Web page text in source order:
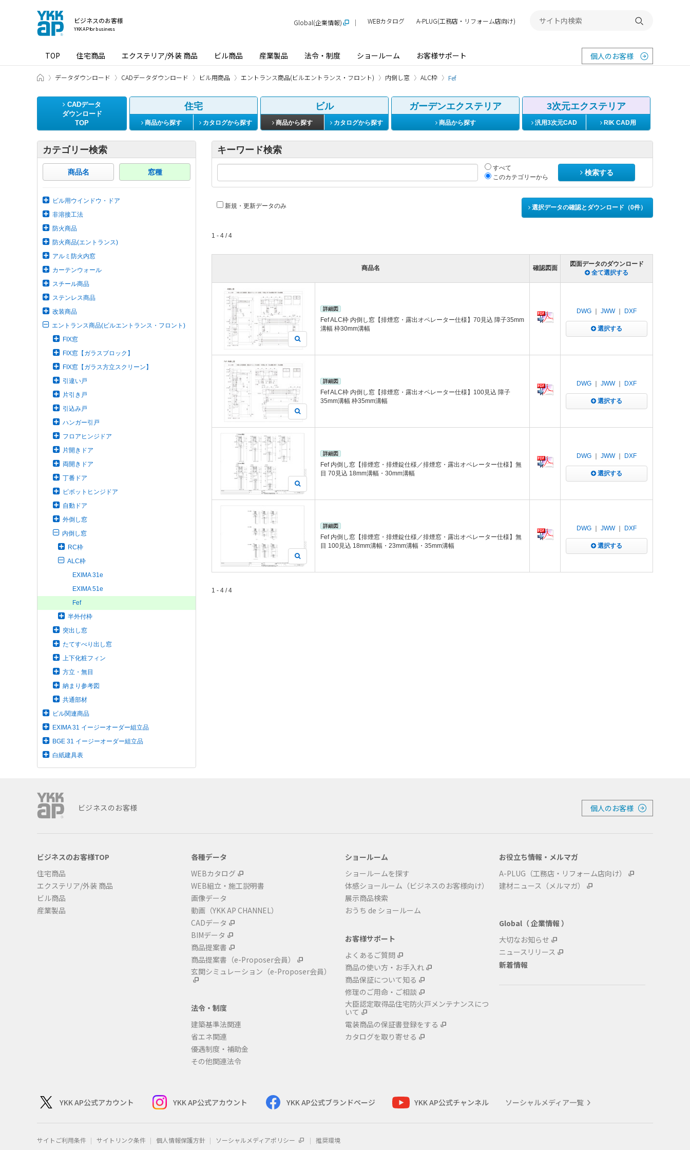
ビジネスのお客様
YKK AP for business
TOP 住宅商品 エクステリア/外装 商品 ビル商品 産業製品 法令・制度 ショールーム お客様サポート 個人のお客様
Global(企業情報) WEBカタログ A-PLUG(工務店・リフォーム店向け) 検索する
ビジネスのお客様 HOME
データダウンロード CADデータダウンロード ビル用商品 エントランス商品(ビルエントランス・フロント) 内倒し窓 ALC枠 Fef
CADデータ
ダウンロード
TOP
住宅
商品から探す カタログから探す
ビル
商品から探す カタログから探す
ガーデンエクステリア
商品から探す
3次元エクステリア
汎用3次元CAD RIK CAD用
カテゴリー検索
商品名 窓種
ビル用ウインドウ・ドア
非溶接工法
防火商品
防火商品(エントランス)
アルミ防火内窓
カーテンウォール
スチール商品
ステンレス商品
改装商品
エントランス商品(ビルエントランス・フロント)
FIX窓
FIX窓【ガラスブロック】
FIX窓【ガラス方立スクリーン】
引違い戸
片引き戸
引込み戸
ハンガー引戸
フロアヒンジドア
片開きドア
両開きドア
丁番ドア
ピボットヒンジドア
自動ドア
外倒し窓
内倒し窓
RC枠
ALC枠
EXIMA 31e
EXIMA 51e
Fef
半外付枠
突出し窓
たてすべり出し窓
上下化粧フィン
方立・無目
納まり参考図
共通部材
ビル関連商品
EXIMA 31 イージーオーダー組立品
BGE 31 イージーオーダー組立品
白紙建具表
キーワード検索
すべて
このカテゴリーから
検索する
新規・更新データのみ 選択データの確認とダウンロード（0件）
1 - 4 / 4
商品名 確認図面
図面データのダウンロード
全て選択する
詳細図
Fef ALC枠 内倒し窓【排煙窓・露出オペレーター仕様】70見込 障子35mm
溝幅 枠30mm溝幅
DWG JWW｜ DXF
選択する
詳細図
Fef ALC枠 内倒し窓【排煙窓・露出オペレーター仕様】100見込 障子
35mm溝幅 枠35mm溝幅
DWG JWW｜ DXF
選択する
詳細図
Fef 内倒し窓【排煙窓・排煙錠仕様／排煙窓・露出オペレーター仕様】無
目 70見込 18mm溝幅・30mm溝幅
DWG JWW｜ DXF
選択する
詳細図
Fef 内倒し窓【排煙窓・排煙錠仕様／排煙窓・露出オペレーター仕様】無
目 100見込 18mm溝幅・23mm溝幅・35mm溝幅
DWG JWW｜ DXF
選択する
1 - 4 / 4
ビジネスのお客様 個人のお客様
ビジネスのお客様TOP
住宅商品
エクステリア/外装 商品
ビル商品
産業製品
各種データ
WEBカタログ
WEB組立・施工説明書
画像データ
動画（YKK AP CHANNEL）
CADデータ
BIMデータ
商品提案書
商品提案書 （e-Proposer会員）
玄関シミュレーション （e-Proposer会員）
法令・制度
建築基準法関連
省エネ関連
優遇制度・補助金
その他関連法令
ショールーム
ショールームを探す
体感ショールーム（ビジネスのお客様向け）
展示商品検索
おうち de ショールーム
お客様サポート
よくあるご質問
商品の使い方・お手入れ
商品保証について知る
修理のご用命・ご相談
大臣認定取得品住宅防火戸メンテナンスにつ
いて
電装商品の保証書登録をする
カタログを取り寄せる
お役立ち情報・メルマガ
A-PLUG（工務店・リフォーム店向け）
建材ニュース（メルマガ）
Global（ 企業情報 ）
大切なお知らせ
ニュースリリース
新着情報
YKK AP公式アカウント YKK AP公式アカウント YKK AP公式ブランドページ YKK AP公式チャンネル ソーシャルメディア一覧
サイトご利用条件 サイトリンク条件 個人情報保護方針 ソーシャルメディアポリシー 推奨環境